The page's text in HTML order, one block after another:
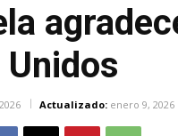
Actualizado: enero 9, 2026